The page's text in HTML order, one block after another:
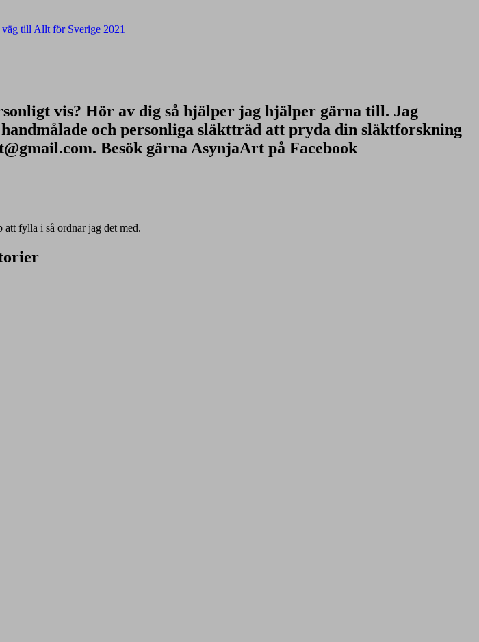
väg till Allt för Sverige 2021
vis? Hör av dig så hjälper jag hjälper gärna till. Jag
och personliga släktträd att pryda din släktforskning
Besök gärna AsynjaArt på Facebook
fylla i så ordnar jag det med.